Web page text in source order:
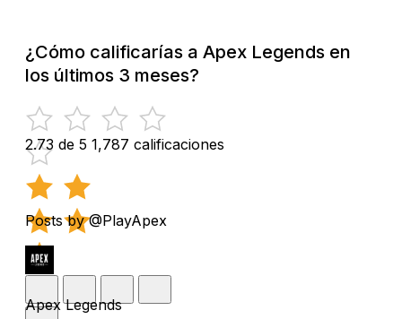
¿Cómo calificarías a Apex Legends en
los últimos 3 meses?
2.73 de 5 1,787 calificaciones
Posts by @PlayApex
Apex Legends